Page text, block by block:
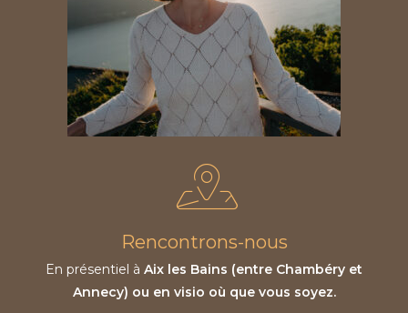
Rencontrons-nous
En présentiel à Aix les Bains (entre Chambéry et
Annecy) ou en visio où que vous soyez.